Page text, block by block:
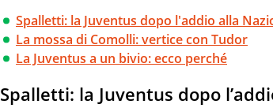
Spalletti: la Juventus dopo l'addio alla
La mossa di Comolli: vertice con Tudor
La Juventus a un bivio: ecco perché
Spalletti: la Juventus dopo